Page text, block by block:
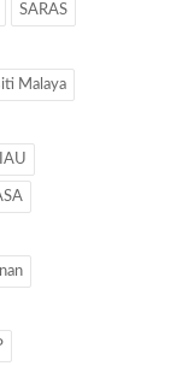
SARAS
Malaya
IAU